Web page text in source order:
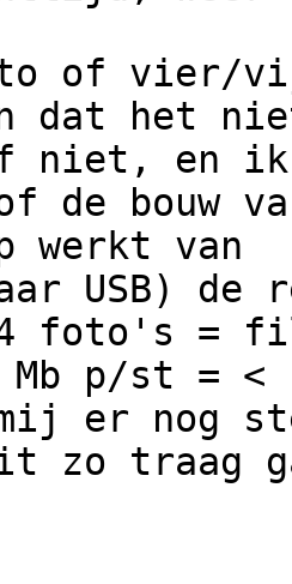
of vier/
dat het
niet, en ik
de bouw
werkt van
USB) de
foto's =
Mb p/st =
er nog
zo traag